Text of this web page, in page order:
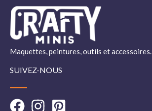
Maquettes, peintures, outils et accessoires.
SUIVEZ-NOUS